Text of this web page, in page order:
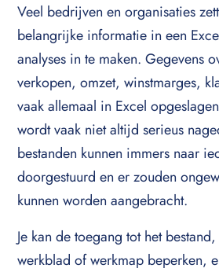
Veel bedrijven en organisaties
belangrijke informatie in een
analyses in te maken. Gegevens
verkopen, omzet, winstmarges,
vaak allemaal in Excel
wordt vaak niet altijd serieus
bestanden kunnen immers naar
doorgestuurd en er zouden
kunnen worden aangebracht.
Je kan de toegang tot het
werkblad of werkmap beperken,